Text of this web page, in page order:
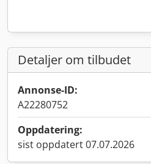
Detaljer om tilbudet
Annonse-ID:
A22280752
Oppdatering:
sist oppdatert 07.07.2026